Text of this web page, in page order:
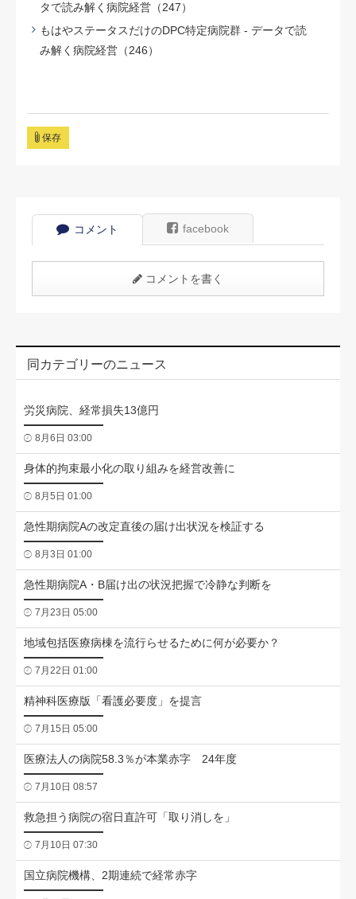
タで読み解く病院経営（247）
もはやステータスだけのDPC特定病院群 - データで読
み解く病院経営（246）
保存
コメント facebook
コメントを書く
同カテゴリーのニュース
労災病院、経常損失13億円
8月6日 03:00
身体的拘束最小化の取り組みを経営改善に
8月5日 01:00
急性期病院Aの改定直後の届け出状況を検証する
8月3日 01:00
急性期病院A・B届け出の状況把握で冷静な判断を
7月23日 05:00
地域包括医療病棟を流行らせるために何が必要か？
7月22日 01:00
精神科医療版「看護必要度」を提言
7月15日 05:00
医療法人の病院58.3％が本業赤字 24年度
7月10日 08:57
救急担う病院の宿日直許可「取り消しを」
7月10日 07:30
国立病院機構、2期連続で経常赤字